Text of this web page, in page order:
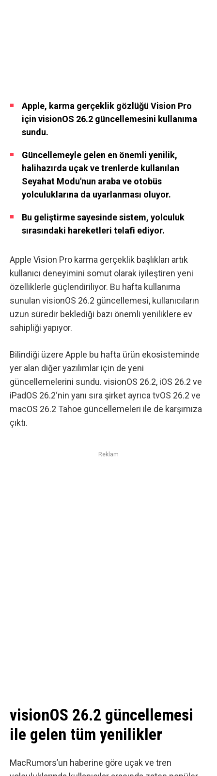
Apple, karma gerçeklik gözlüğü Vision Pro
için visionOS 26.2 güncellemesini kullanıma
sundu.
Güncellemeyle gelen en önemli yenilik,
halihazırda uçak ve trenlerde kullanılan
Seyahat Modu'nun araba ve otobüs
yolculuklarına da uyarlanması oluyor.
Bu geliştirme sayesinde sistem, yolculuk
sırasındaki hareketleri telafi ediyor.
Apple Vision Pro karma gerçeklik başlıkları artık
kullanıcı deneyimini somut olarak iyileştiren yeni
özelliklerle güçlendiriliyor. Bu hafta kullanıma
sunulan visionOS 26.2 güncellemesi, kullanıcıların
uzun süredir beklediği bazı önemli yeniliklere ev
sahipliği yapıyor.
Bilindiği üzere Apple bu hafta ürün ekosisteminde
yer alan diğer yazılımlar için de yeni
güncellemelerini sundu. visionOS 26.2, iOS 26.2 ve
iPadOS 26.2‘nin yanı sıra şirket ayrıca tvOS 26.2 ve
macOS 26.2 Tahoe güncellemeleri ile de karşımıza
çıktı.
Reklam
visionOS 26.2 güncellemesi
ile gelen tüm yenilikler
MacRumors’un haberine göre uçak ve tren